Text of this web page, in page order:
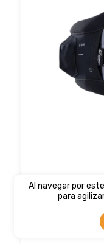
Al navegar por
para